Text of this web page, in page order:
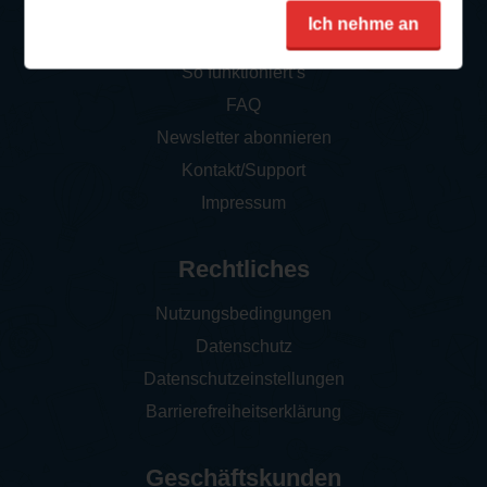
Ich nehme an
So funktioniert‘s
FAQ
Newsletter abonnieren
Kontakt/Support
Impressum
Rechtliches
Nutzungsbedingungen
Datenschutz
Datenschutzeinstellungen
Barrierefreiheitserklärung
Geschäftskunden